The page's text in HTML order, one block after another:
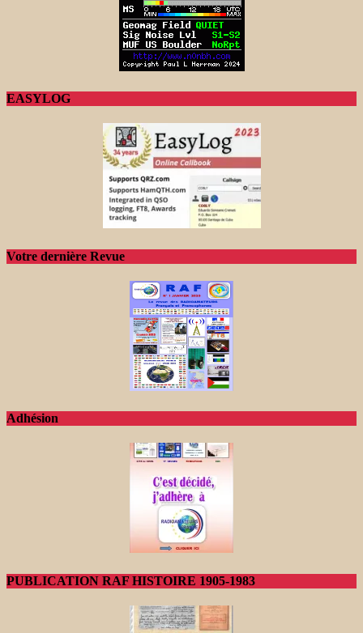
EASYLOG
Votre dernière Revue
Adhésion
PUBLICATION RAF HISTOIRE 1905-1983